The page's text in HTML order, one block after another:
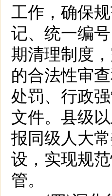
工作，确保
记、统一编
期清理制度
的合法性审
处罚、行政
文件。县级
报同级人大
设，实现规
管。